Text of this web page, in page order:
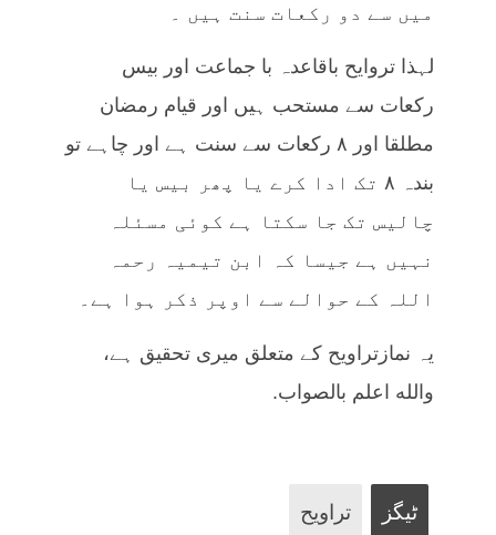
میں سے دو رکعات سنت ہیں ۔
لہذا تروایح باقاعدہ با جماعت اور بیس
رکعات سے مستحب ہیں اور قیام رمضان
مطلقا اور ۸ رکعات سے سنت ہے اور چاہے تو
بندہ ۸ تک ادا کرے یا پھر بیس یا
چالیس تک جا سکتا ہے کوئی مسئلہ
نہیں ہے جیسا کہ ابن تیمیہ رحمہ
اللہ کے حوالے سے اوپر ذکر ہوا ہے۔
یہ نمازتراویح کے متعلق میری تحقیق ہے،
والله اعلم بالصواب.
ٹیگز تراویح